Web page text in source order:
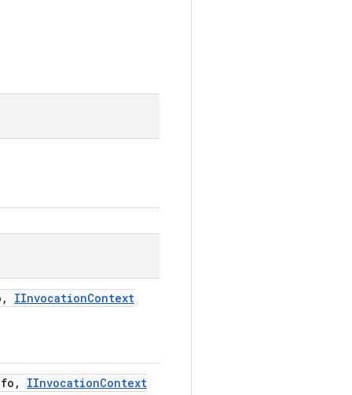
, IInvocationContext
, IInvocationContext